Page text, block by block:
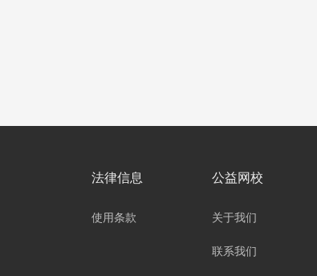
法律信息
使用条款
公益网校
关于我们
联系我们